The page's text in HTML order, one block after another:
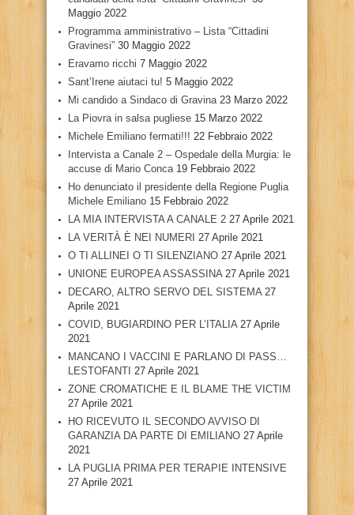
Maggio 2022
Programma amministrativo – Lista “Cittadini
Gravinesi” 30 Maggio 2022
Eravamo ricchi 7 Maggio 2022
Sant’Irene aiutaci tu! 5 Maggio 2022
Mi candido a Sindaco di Gravina 23 Marzo 2022
La Piovra in salsa pugliese 15 Marzo 2022
Michele Emiliano fermati!!! 22 Febbraio 2022
Intervista a Canale 2 – Ospedale della Murgia: le
accuse di Mario Conca 19 Febbraio 2022
Ho denunciato il presidente della Regione Puglia
Michele Emiliano 15 Febbraio 2022
LA MIA INTERVISTA A CANALE 2 27 Aprile 2021
LA VERITÀ È NEI NUMERI 27 Aprile 2021
O TI ALLINEI O TI SILENZIANO 27 Aprile 2021
UNIONE EUROPEA ASSASSINA 27 Aprile 2021
DECARO, ALTRO SERVO DEL SISTEMA 27
Aprile 2021
COVID, BUGIARDINO PER L’ITALIA 27 Aprile
2021
MANCANO I VACCINI E PARLANO DI PASS…
LESTOFANTI 27 Aprile 2021
ZONE CROMATICHE E IL BLAME THE VICTIM
27 Aprile 2021
HO RICEVUTO IL SECONDO AVVISO DI
GARANZIA DA PARTE DI EMILIANO 27 Aprile
2021
LA PUGLIA PRIMA PER TERAPIE INTENSIVE
27 Aprile 2021